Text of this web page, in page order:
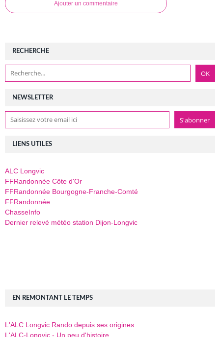
Ajouter un commentaire
NEWSLETTER
RECHERCHE
LIENS UTILES
ALC Longvic
FFRandonnée Côte d'Or
FFRandonnée Bourgogne-Franche-Comté
FFRandonnée
ChasseInfo
Dernier relevé météo station Dijon-Longvic
EN REMONTANT LE TEMPS
L'ALC Longvic Rando depuis ses origines
L'ALC-Longvic - Un peu d'histoire